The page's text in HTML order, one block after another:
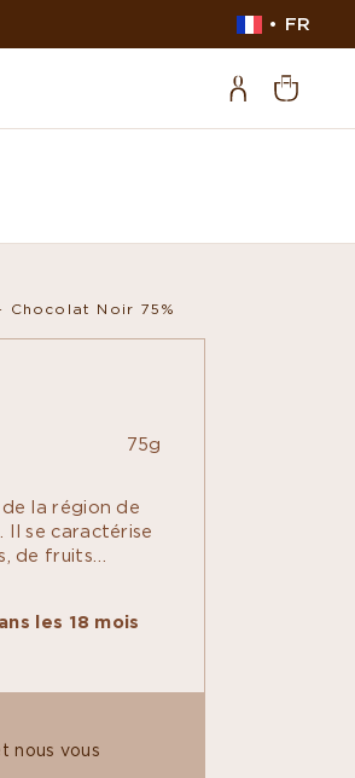
FR
Chocolat Noir 75%
75g
la région de
Il se caractérise
de fruits
palette
les 18 mois
nous vous